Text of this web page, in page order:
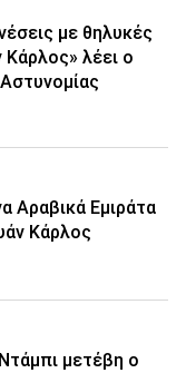
με θηλυκές
λέει ο
Αραβικά Εμιράτα
Κάρλος
μετέβη ο